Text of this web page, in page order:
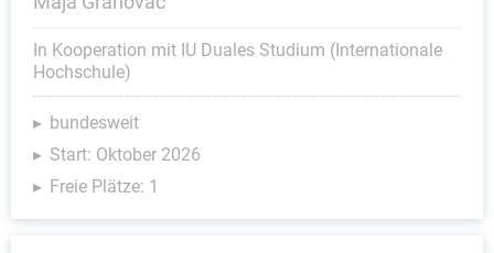
In Kooperation mit IU Duales Studium (Internationale
Hochschule)
bundesweit
Start: Oktober 2026
Freie Plätze: 1